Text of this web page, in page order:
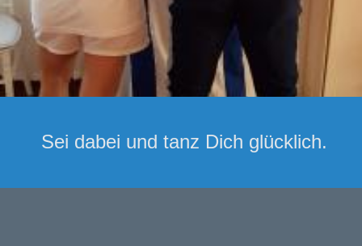
Sei dabei und tanz Dich glücklich.